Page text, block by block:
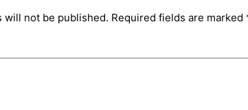
will not be published. Required fields are marked